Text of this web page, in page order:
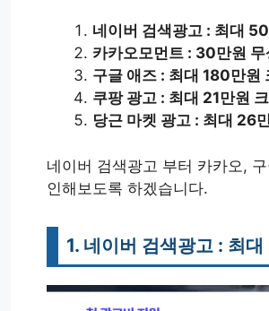
네이버 검색광고 : 최대
카카오모먼트 : 30만원 무
구글 애즈 : 최대 180만원
쿠팡 광고 : 최대 21만원
당근 마켓 광고 : 최대 26
네이버 검색광고 부터 카카오,
인해보도록 하겠습니다.
1. 네이버 검색광고 : 최